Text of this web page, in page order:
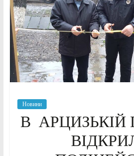
Новини
В АРЦИЗЬКІЙ